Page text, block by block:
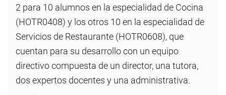
2 para 10 alumnos en la especialidad de Cocina
(HOTR0408) y los otros 10 en la especialidad de
Servicios de Restaurante (HOTR0608), que
cuentan para su desarrollo con un equipo
directivo compuesta de un director, una tutora,
dos expertos docentes y una administrativa.